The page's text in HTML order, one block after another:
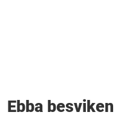
Ebba besviken